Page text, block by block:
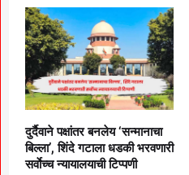
दुर्दैवाने पक्षांतर बनलेय ‘सन्मानाचा
बिल्ला’, शिंदे गटाला धडकी भरवणारी
सर्वाेच्च न्यायालयाची टिप्पणी